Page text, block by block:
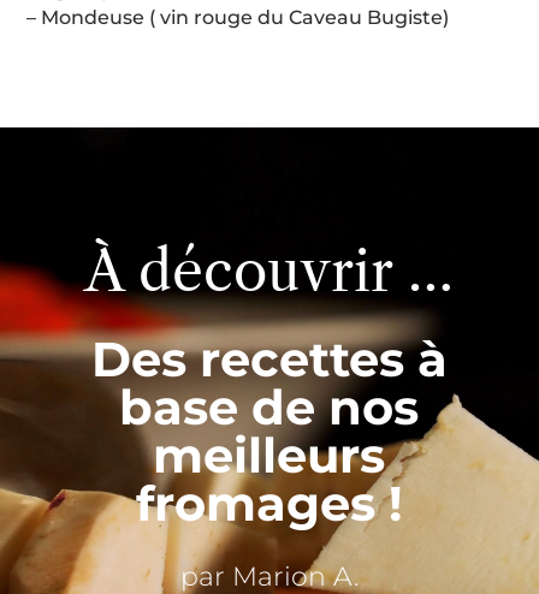
– Mondeuse ( vin rouge du Caveau Bugiste)
À découvrir …
Des recettes à
base de nos
meilleurs
fromages !
par Marion A.